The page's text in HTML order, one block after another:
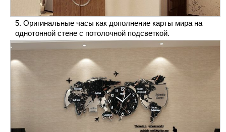
Оригинальные часы как дополнение карты мира на
однотонной стене с потолочной подсветкой.